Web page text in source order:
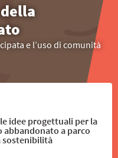
e l’uso di comunità
idee progettuali per la
abbandonato a parco
sostenibilità